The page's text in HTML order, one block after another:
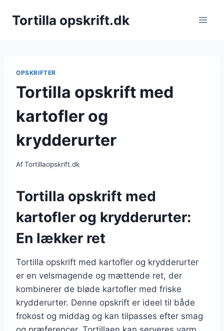
Tortilla opskrift.dk
OPSKRIFTER
Tortilla opskrift med
kartofler og
krydderurter
AfTortillaopskrift.dk
Tortilla opskrift med
kartofler og krydderurter:
En lækker ret
Tortilla opskrift med kartofler og krydderurter
er en velsmagende og mættende ret, der
kombinerer de bløde kartofler med friske
krydderurter. Denne opskrift er ideel til både
frokost og middag og kan tilpasses efter smag